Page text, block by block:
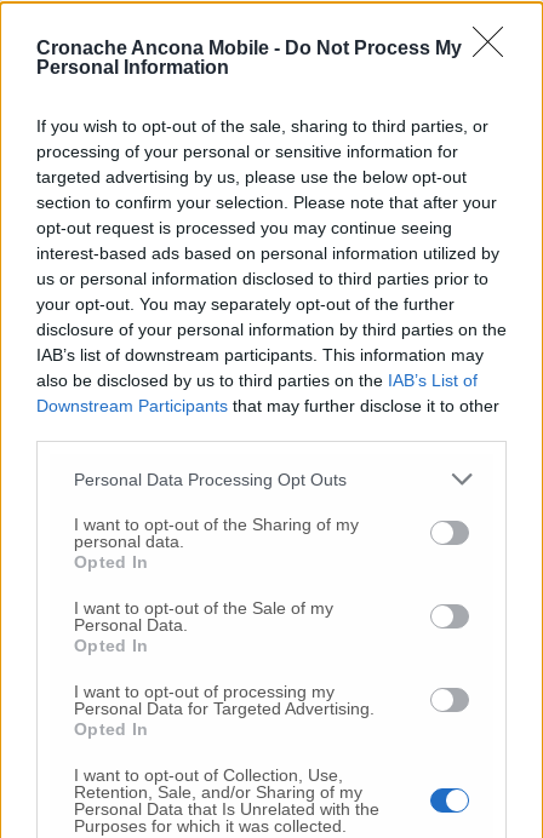
Cronache Ancona Mobile - Do Not Process My
Personal Information
If you wish to opt-out of the sale, sharing to third parties, or
processing of your personal or sensitive information for
targeted advertising by us, please use the below opt-out
section to confirm your selection. Please note that after your
opt-out request is processed you may continue seeing
interest-based ads based on personal information utilized by
us or personal information disclosed to third parties prior to
your opt-out. You may separately opt-out of the further
disclosure of your personal information by third parties on the
IAB’s list of downstream participants. This information may
also be disclosed by us to third parties on the IAB’s List of
Downstream Participants that may further disclose it to other
Personal Data Processing Opt Outs
I want to opt-out of the Sharing of my
personal data.
Opted In
I want to opt-out of the Sale of my
Personal Data.
Opted In
I want to opt-out of processing my
Personal Data for Targeted Advertising.
Opted In
I want to opt-out of Collection, Use,
Retention, Sale, and/or Sharing of my
Personal Data that Is Unrelated with the
Purposes for which it was collected.
© RIPRODUZIONE RISERVATA
Vai alla home
Commenti
Nessun commento presente
Commenta
Gli articoli più letti
24 Lug- Bimbi costretti a colpirsi da soli
e lasciati al
orrore all’asilo, arrestate due educatrici
-
gravissimo un centauroin eliambulanza a Torrette
24 Lug-Maltrattamenti all’asilo, parla il sindaco: